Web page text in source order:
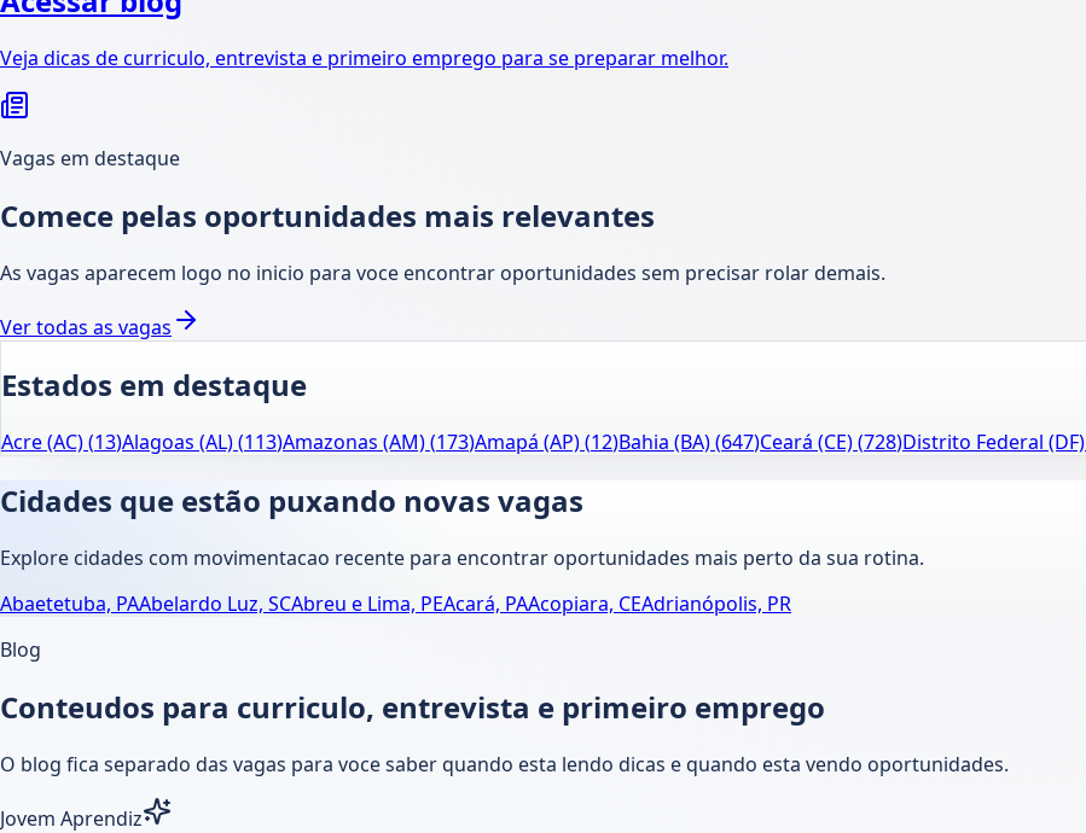
Veja dicas de curriculo, entrevista e primeiro emprego para se preparar melhor.
Vagas em destaque
Comece pelas oportunidades mais relevantes
As vagas aparecem logo no inicio para voce encontrar oportunidades sem precisar rolar demais.
Ver todas as vagas
Estados em destaque
Acre (AC)(13)Alagoas (AL)(113)Amazonas (AM)(173)Amapá (AP)(12)Bahia (BA)(647)Ceará (CE)(728)Distrito Federal (DF)
Cidades que estão puxando novas vagas
Explore cidades com movimentacao recente para encontrar oportunidades mais perto da sua rotina.
Abaetetuba, PAAbelardo Luz, SCAbreu e Lima, PEAcará, PAAcopiara, CEAdrianópolis, PR
Blog
Conteudos para curriculo, entrevista e primeiro emprego
O blog fica separado das vagas para voce saber quando esta lendo dicas e quando esta vendo oportunidades.
Jovem Aprendiz